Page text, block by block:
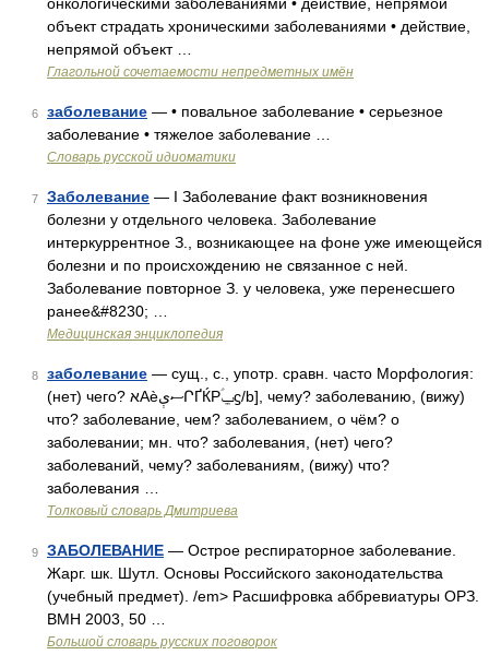
объект страдать хроническими заболеваниями • действие,
непрямой объект …
Глагольной сочетаемости непредметных имён
6 заболевание — • повальное заболевание • серьезное
заболевание • тяжелое заболевание …
Словарь русской идиоматики
7 Заболевание — I Заболевание факт возникновения
болезни у отдельного человека. Заболевание
интеркуррентное З., возникающее на фоне уже имеющейся
болезни и по происхождению не связанное с ней.
Заболевание повторное З. у человека, уже перенесшего
ранее&#8230; …
Медицинская энциклопедия
8 заболевание — сущ., с., употр. сравн. часто Морфология:
(нет) чего? אАѐސېՐҐЌPݐؑϛ/b], чему? заболеванию, (вижу)
что? заболевание, чем? заболеванием, о чём? о
заболевании; мн. что? заболевания, (нет) чего?
заболеваний, чему? заболеваниям, (вижу) что?
заболевания …
Толковый словарь Дмитриева
9 ЗАБОЛЕВАНИЕ — Острое респираторное заболевание.
Жарг. шк. Шутл. Основы Российского законодательства
(учебный предмет). /em> Расшифровка аббревиатуры ОРЗ.
ВМН 2003, 50 …
Большой словарь русских поговорок